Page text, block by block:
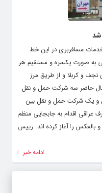
شد
خدمات مسافربری در این خط
به صورت یکسره و مستقیم هر
و کربلا و از طریق مرز
حاضر سه شرکت حمل و نقل
و یک شرکت حمل و نقل بین
عراقی اقدام به جابجایی منظم
بالعکس را آغاز کرده اند. رییس
ادامه خبر